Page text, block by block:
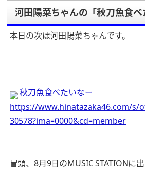
河田陽菜ちゃんの「秋刀魚食べ
本日の次は河田陽菜ちゃんです。
秋刀魚食べたいなー
https://www.hinatazaka46.com/s/
30578?ima=0000&cd=member
冒頭、8月9日のMUSIC STATIONに